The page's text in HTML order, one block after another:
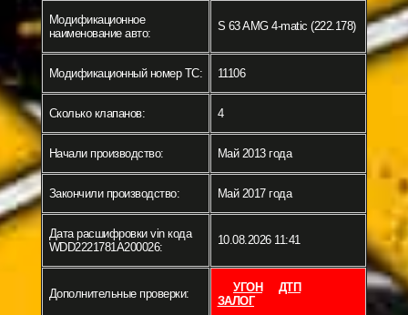
Модификационное
наименование авто:
S 63 AMG 4-matic (222.178)
Модификационный номер ТС: 11106
Сколько клапанов: 4
Начали производство: Май 2013 года
Закончили производство: Май 2017 года
Дата расшифровки vin кода
WDD2221781A200026:
10.08.2026 11:41
Дополнительные проверки: УГОН
ДТП
ЗАЛОГ